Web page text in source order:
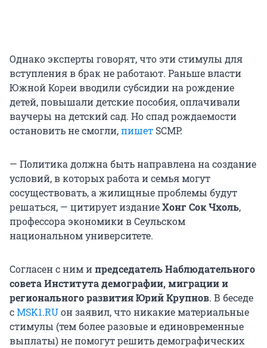
Однако эксперты говорят, что эти стимулы для
вступления в брак не работают. Раньше власти
Южной Кореи вводили субсидии на рождение
детей, повышали детские пособия, оплачивали
ваучеры на детский сад. Но спад рождаемости
остановить не смогли,пишет SCMP.
— Политика должна быть направлена на создание
условий, в которых работа и семья могут
сосуществовать, а жилищные проблемы будут
решаться, — цитирует изданиеХонг Сок Чхоль,
профессора экономики в Сеульском
национальном университете.
Согласен с ним ипредседатель Наблюдательного
совета Института демографии, миграции и
регионального развития Юрий Крупнов. В беседе
сMSK1.RUон заявил, что никакие материальные
стимулы (тем более разовые и единовременные
выплаты) не помогут решить демографических